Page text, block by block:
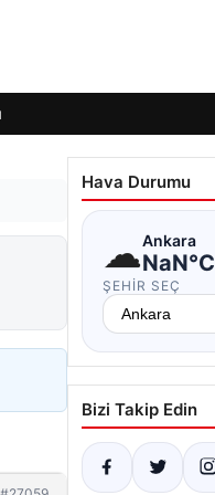
Hava Durumu
☁Ankara
NaN°C
ŞEHIR SEÇ
Bizi Takip Edin